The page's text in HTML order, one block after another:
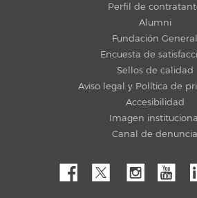
Perfil de
Alumni
Fundación General
Encuesta de
Sellos de calidad
Aviso legal y Política de
Accesibilidad
Imagen
Canal de denuncia